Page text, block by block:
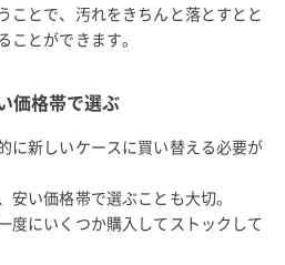
ことで、汚れをきちんと落とすとと
とができます。
価格帯で選ぶ
に新しいケースに買い替える必要が
い価格帯で選ぶことも大切。
度にいくつか購入してストックして